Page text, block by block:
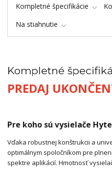
Kompletné špecifikácie
Na stiahnutie
Kompletné
PREDAJ
Pre koho sú vysielače
Vďaka robustnej konštrukcii a
optimálnym spoločníkom pre
spektre aplikácií. Hmotnosť